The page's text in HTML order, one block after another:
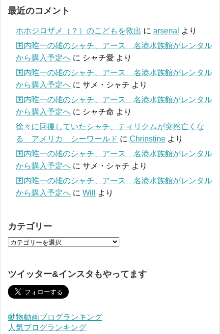
最近のコメント
ホホジロザメ（？）のこどもを救出 に arsenal
より
国内唯一の雄のシャチ、アース 名港水族館がレンタル
から購入予定へ に シャチ愛 より
国内唯一の雄のシャチ、アース 名港水族館がレンタル
から購入予定へ に サメ・シャチ より
国内唯一の雄のシャチ、アース 名港水族館がレンタル
から購入予定へ に シャチ命 より
徐々に回復していたシャチ、ティリクムが突然亡くな
る アメリカ シーワールド に Chrinstine より
国内唯一の雄のシャチ、アース 名港水族館がレンタル
から購入予定へ に サメ・シャチ より
国内唯一の雄のシャチ、アース 名港水族館がレンタル
から購入予定へ に Will より
カテゴリー
ツイッター&インスタもやってます
動物動画ブログランキング
人気ブログランキング